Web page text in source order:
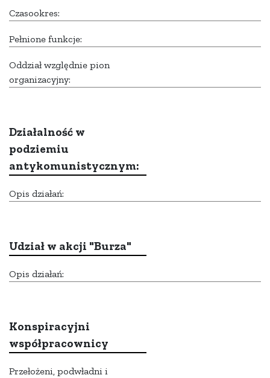
Czasookres:
Pełnione funkcje:
Oddział względnie pion
organizacyjny:
Działalność w
podziemiu
antykomunistycznym:
Opis działań:
Udział w akcji "Burza"
Opis działań:
Konspiracyjni
współpracownicy
Przełożeni, podwładni i